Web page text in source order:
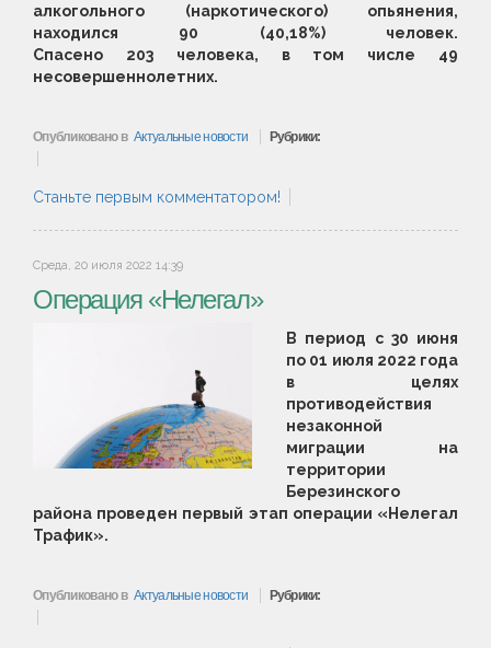
алкогольного (наркотического) опьянения,
находился 90 (40,18%) человек.
Спасено 203 человека, в том числе 49
несовершеннолетних.
Опубликовано в Актуальные новости Рубрики:
Станьте первым комментатором!
Среда, 20 июля 2022 14:39
Операция «Нелегал»
В период с 30 июня
по 01 июля 2022 года
в целях
противодействия
незаконной
миграции на
территории
Березинского
района проведен первый этап операции «Нелегал
Трафик».
Опубликовано в Актуальные новости Рубрики: